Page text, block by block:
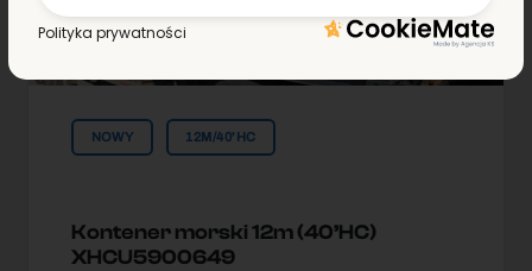
NOWY 12M/40'HC
Kontener morski 12m (40’HC)
XHCU5900649
Polityka prywatności